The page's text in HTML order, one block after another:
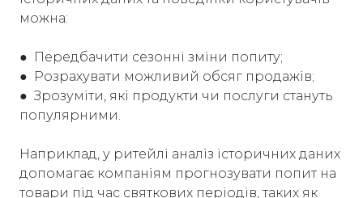
можна:
● Передбачити сезонні зміни попиту;
● Розрахувати можливий обсяг продажів;
● Зрозуміти, які продукти чи послуги стануть
популярними.
Наприклад, у ритейлі аналіз історичних даних
допомагає компаніям прогнозувати попит на
товари під час святкових періодів, таких як